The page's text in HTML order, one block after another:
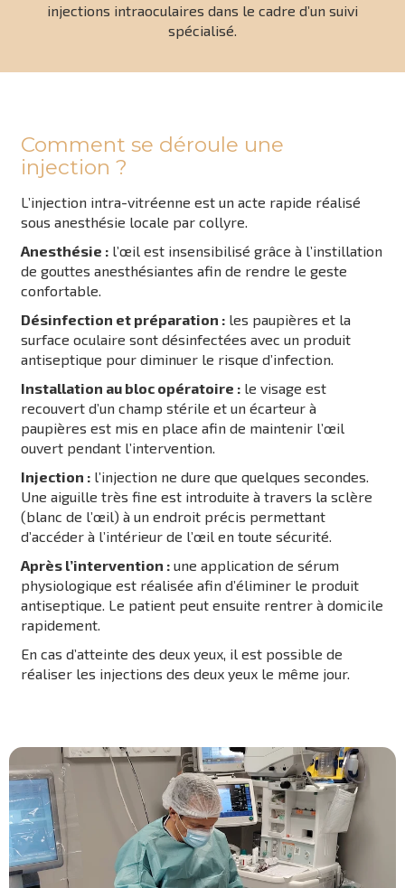
injections intraoculaires dans le cadre d’un suivi
spécialisé.
Comment se déroule une
injection ?
L’injection intra-vitréenne est un acte rapide réalisé
sous anesthésie locale par collyre.
Anesthésie :l’œil est insensibilisé grâce à l’instillation
de gouttes anesthésiantes afin de rendre le geste
confortable.
Désinfection et préparation :les paupières et la
surface oculaire sont désinfectées avec un produit
antiseptique pour diminuer le risque d’infection.
Installation au bloc opératoire :le visage est
recouvert d’un champ stérile et un écarteur à
paupières est mis en place afin de maintenir l’œil
ouvert pendant l’intervention.
Injection :l’injection ne dure que quelques secondes.
Une aiguille très fine est introduite à travers la sclère
(blanc de l’œil) à un endroit précis permettant
d’accéder à l’intérieur de l’œil en toute sécurité.
Après l’intervention :une application de sérum
physiologique est réalisée afin d’éliminer le produit
antiseptique. Le patient peut ensuite rentrer à domicile
rapidement.
En cas d’atteinte des deux yeux, il est possible de
réaliser les injections des deux yeux le même jour.